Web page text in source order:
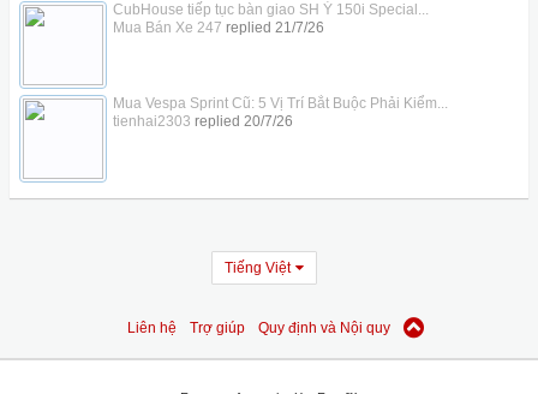
CubHouse tiếp tục bàn giao SH Ý 150i Special...
Mua Bán Xe 247 replied 21/7/26
Mua Vespa Sprint Cũ: 5 Vị Trí Bắt Buộc Phải Kiểm...
tienhai2303 replied 20/7/26
Tiếng Việt
Liên hệ Trợ giúp Quy định và Nội quy